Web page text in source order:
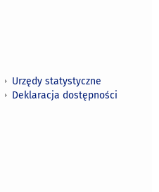
Urzędy statystyczne
Deklaracja dostępności